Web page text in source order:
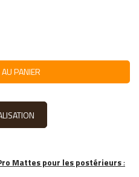
PANIER
Mattes pour les postérieurs: